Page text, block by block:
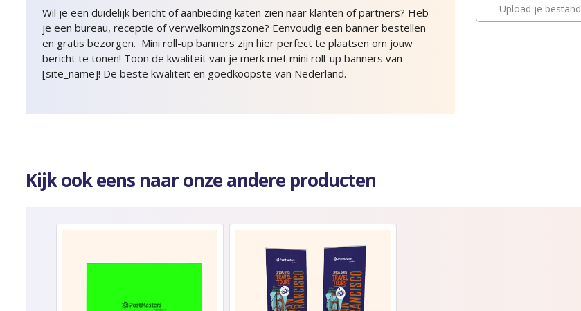
Wil je een duidelijk bericht of aanbieding katen zien naar klanten of partners? Heb
je een bureau, receptie of verwelkomingszone? Eenvoudig een banner bestellen
en gratis bezorgen. Mini roll-up banners zijn hier perfect te plaatsen om jouw
bericht te tonen! Toon de kwaliteit van je merk met mini roll-up banners van
[site_name]! De beste kwaliteit en goedkoopste van Nederland.
Upload je bestand
Kijk ook eens naar onze andere producten